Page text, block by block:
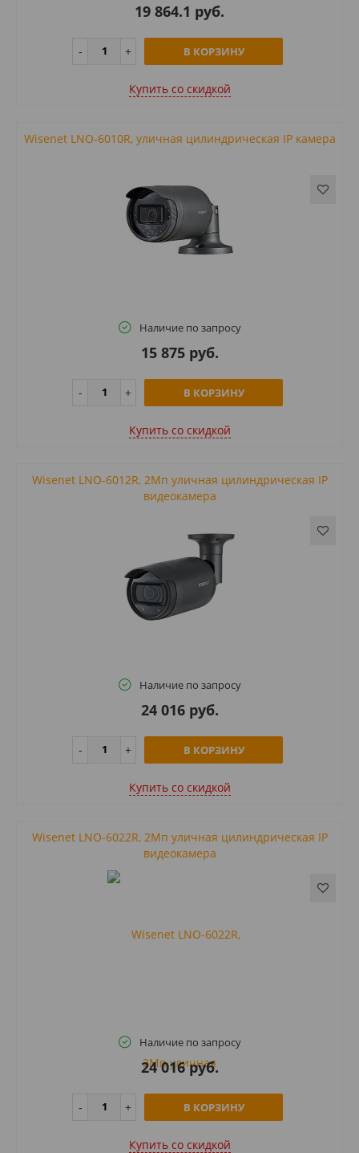
19 864.1 руб.
В КОРЗИНУ
Купить cо скидкой
Wisenet LNO-6010R, уличная цилиндрическая IP камера
Наличие по запросу
15 875 руб.
В КОРЗИНУ
Купить cо скидкой
Wisenet LNO-6012R, 2Мп уличная цилиндрическая IP
видеокамера
Наличие по запросу
24 016 руб.
В КОРЗИНУ
Купить cо скидкой
Wisenet LNO-6022R, 2Мп уличная цилиндрическая IP
видеокамера
Наличие по запросу
24 016 руб.
В КОРЗИНУ
Купить cо скидкой